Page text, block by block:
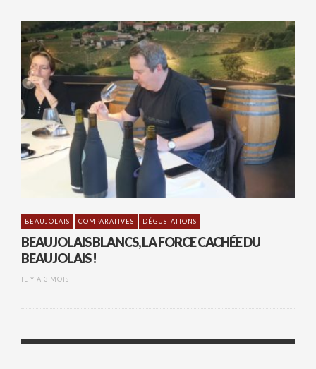
BEAUJOLAIS COMPARATIVES DÉGUSTATIONS
BEAUJOLAIS BLANCS, LA FORCE CACHÉE DU
BEAUJOLAIS !
IL Y A 3 MOIS